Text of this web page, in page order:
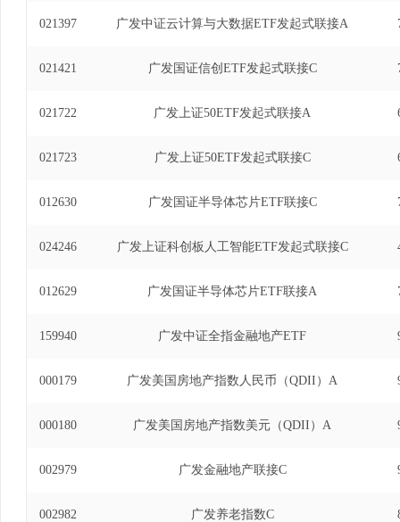
021397 广发中证云计算与大数据ETF发起式联接A
021421 广发国证信创ETF发起式联接C
021722 广发上证50ETF发起式联接A
021723 广发上证50ETF发起式联接C
012630 广发国证半导体芯片ETF联接C
024246 广发上证科创板人工智能ETF发起式联接C
012629 广发国证半导体芯片ETF联接A
159940 广发中证全指金融地产ETF
000179 广发美国房地产指数人民币（QDII）A
000180 广发美国房地产指数美元（QDII）A
002979 广发金融地产联接C
002982 广发养老指数C